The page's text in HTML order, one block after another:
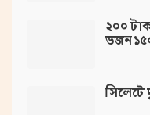
২০০
ডজন
সিলেটে